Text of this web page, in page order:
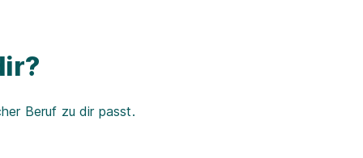
Beruf zu dir passt.